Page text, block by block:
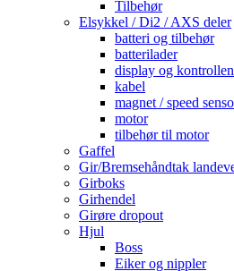
Tilbehør
Elsykkel / Di2 / AXS deler
batteri og tilbehør
batterilader
display og
kabel
magnet / speed
motor
tilbehør til motor
Gaffel
Gir/Bremsehåndtak
Girboks
Girhendel
Girøre dropout
Hjul
Boss
Eiker og nippler